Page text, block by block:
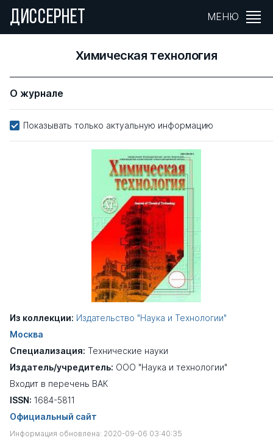
ДИССЕРНЕТ МЕНЮ
Химическая технология
О журнале
Показывать только актуальную информацию
Из коллекции: Издательство "Наука и Технологии"
Москва
Специализация: Технические науки
Издатель/учредитель: ООО "Наука и технологии"
Входит в перечень ВАК
ISSN: 1684-5811
Официальный сайт
Информация обновлена: 2020-09-06 03:40:35